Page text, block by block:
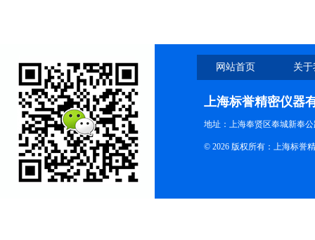
网站首页 关
上海标誉精密仪器
地址：上海奉贤区奉城新奉公
© 2026 版权所有：上海标誉